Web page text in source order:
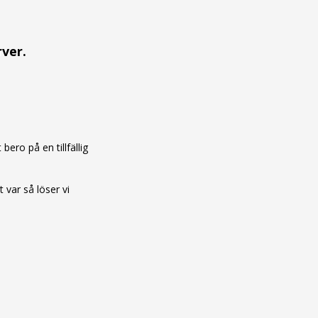
på en tillfällig
var så löser vi